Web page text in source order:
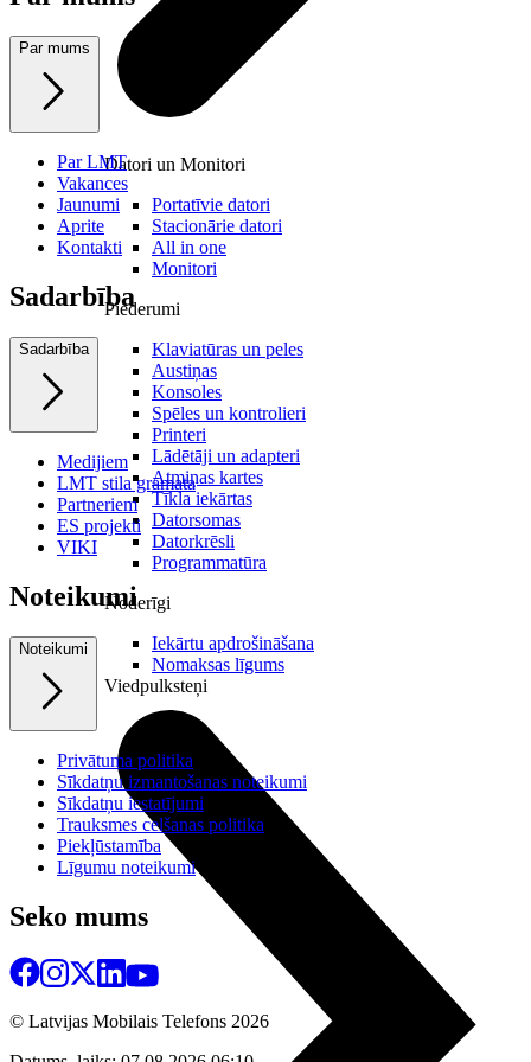
Datori un Monitori
Portatīvie datori
Stacionārie datori
All in one
Monitori
Piederumi
Klaviatūras un peles
Austiņas
Konsoles
Spēles un kontrolieri
Printeri
Lādētāji un adapteri
Atmiņas kartes
Tīkla iekārtas
Datorsomas
Datorkrēsli
Programmatūra
Noderīgi
Iekārtu apdrošināšana
Nomaksas līgums
Viedpulksteņi
Par mums
Par LMT
Vakances
Jaunumi
Aprite
Kontakti
Sadarbība
Sadarbība
Medijiem
LMT stila grāmata
Partneriem
ES projekti
VIKI
Noteikumi
Noteikumi
Privātuma politika
Sīkdatņu izmantošanas noteikumi
Sīkdatņu iestatījumi
Trauksmes celšanas politika
Piekļūstamība
Līgumu noteikumi
Seko mums
© Latvijas Mobilais Telefons 2026